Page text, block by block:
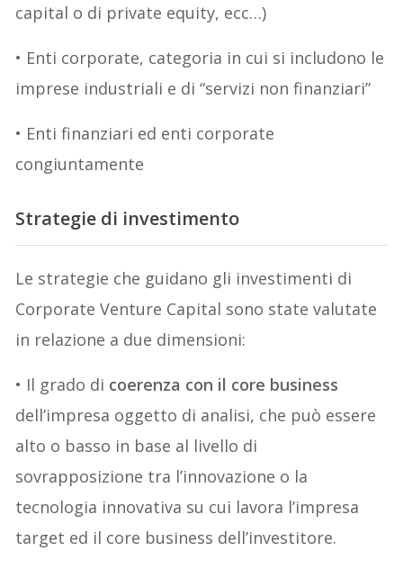
capital o di private equity, ecc…)
• Enti corporate, categoria in cui si includono le
imprese industriali e di “servizi non finanziari”
• Enti finanziari ed enti corporate
congiuntamente
Strategie di investimento
Le strategie che guidano gli investimenti di
Corporate Venture Capital sono state valutate
in relazione a due dimensioni:
• Il grado di coerenza con il core business
dell’impresa oggetto di analisi, che può essere
alto o basso in base al livello di
sovrapposizione tra l’innovazione o la
tecnologia innovativa su cui lavora l’impresa
target ed il core business dell’investitore.